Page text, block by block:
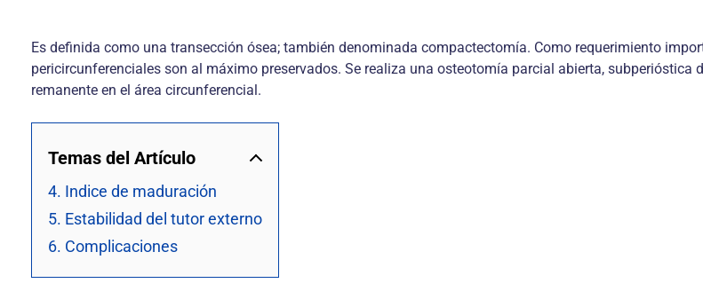
Es definida como una transección ósea; también denominada compactectomía. Como requerimiento
pericircunferenciales son al máximo preservados. Se realiza una osteotomía parcial abierta,
remanente en el área circunferencial.
Temas del Artículo
4. Indice de maduración
5. Estabilidad del tutor externo
6. Complicaciones